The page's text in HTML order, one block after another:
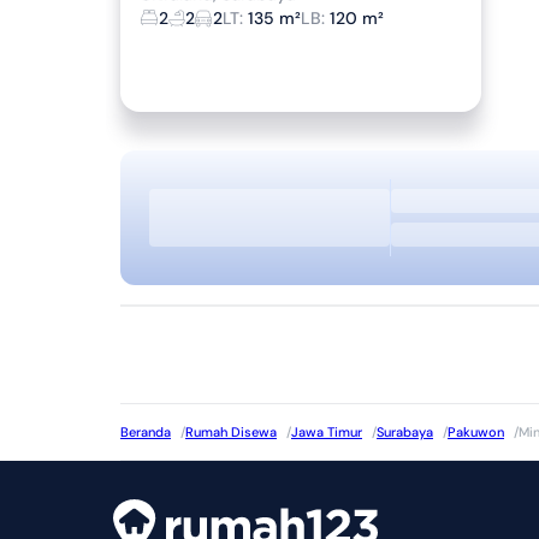
2
2 2LT: 135 m²LB: 120 m²
Beranda /Rumah Disewa /Jawa Timur /Surabaya /Pakuwon /